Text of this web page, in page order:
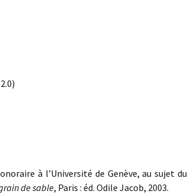
à l’Université de Genève, au sujet du
de sable, Paris : éd. Odile Jacob, 2003.